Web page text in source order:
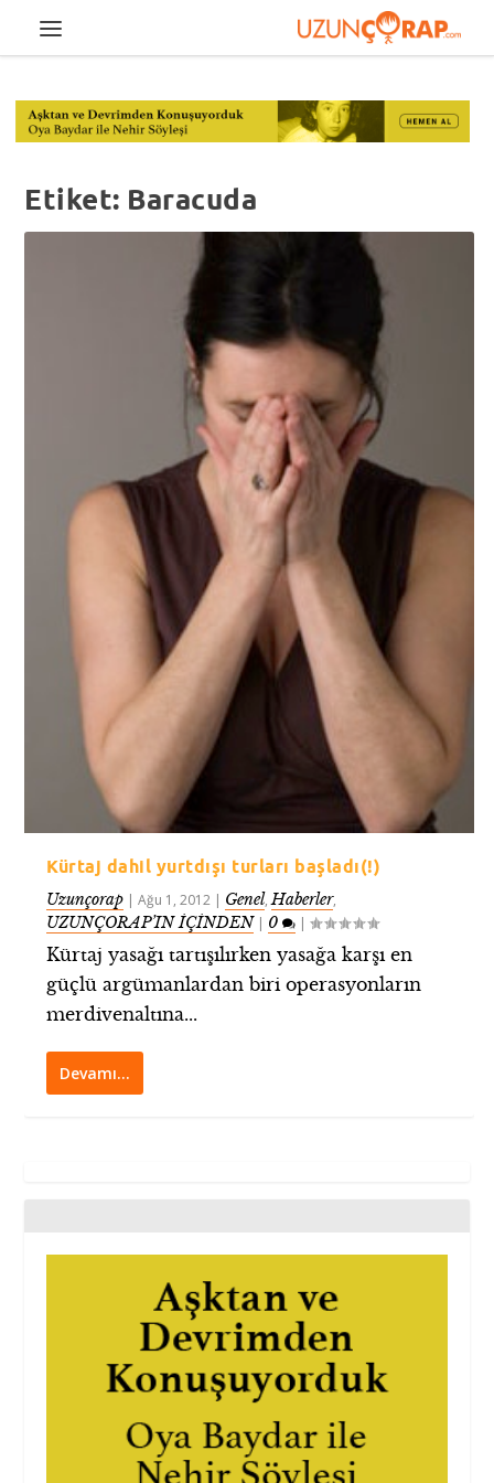
Etiket: Baracuda
Kürtaj dahil yurtdışı turları başladı(!)
Uzunçorap |Ağu 1, 2012 | Genel,Haberler,
UZUNÇORAP’IN İÇİNDEN| 0 |
Kürtaj yasağı tartışılırken yasağa karşı en
güçlü argümanlardan biri operasyonların
merdivenaltına...
Devamı…